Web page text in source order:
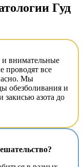
Гуд
внимательные
проводят все
Мы
обезболивания и
закисью азота до